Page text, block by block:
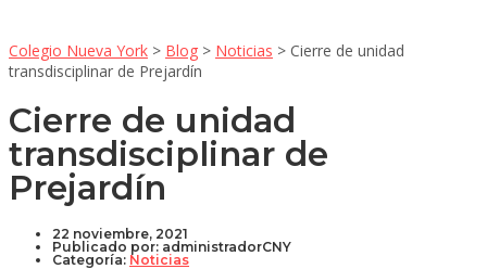
Colegio Nueva York > Blog > Noticias > Cierre de unidad
transdisciplinar de Prejardín
Cierre de unidad
transdisciplinar de
Prejardín
22 noviembre, 2021
Publicado por: administradorCNY
Categoría: Noticias